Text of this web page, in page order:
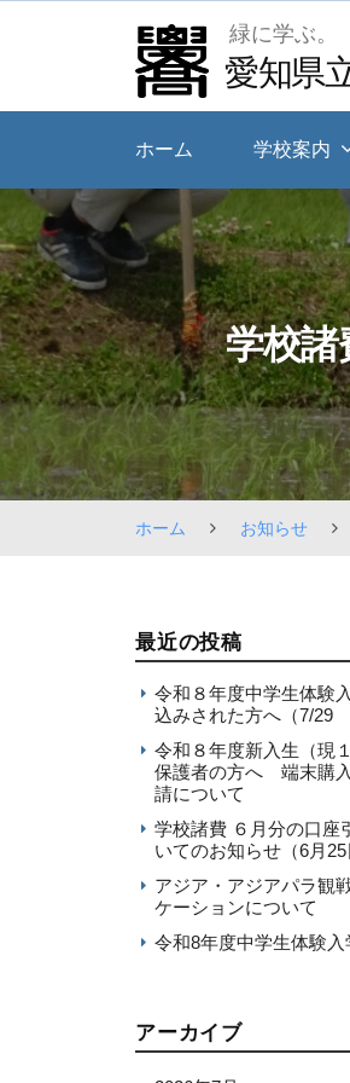
緑に学ぶ。
愛知県
ホーム 学校案内
学校諸
ホーム お知らせ
最近の投稿
令和８年度中学生体験
込みされた方へ（7/29
令和８年度新入生（現
保護者の方へ 端末購
請について
学校諸費 ６月分の口座
いてのお知らせ（6月25
アジア・アジアパラ観
ケーションについて
令和8年度中学生体験入
アーカイブ